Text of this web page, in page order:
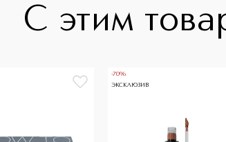
С этим
-70%
ЭКСКЛЮЗИВ